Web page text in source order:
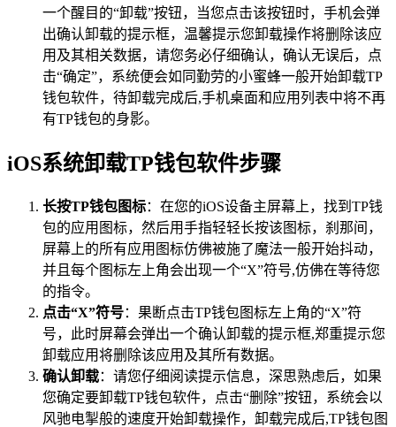
一个醒目的“卸载”按钮，当您点击该按钮时，手机会弹
出确认卸载的提示框，温馨提示您卸载操作将删除该应
用及其相关数据，请您务必仔细确认，确认无误后，点
击“确定”，系统便会如同勤劳的小蜜蜂一般开始卸载TP
钱包软件，待卸载完成后,手机桌面和应用列表中将不再
有TP钱包的身影。
iOS系统卸载TP钱包软件步骤
长按TP钱包图标：在您的iOS设备主屏幕上，找到TP钱
包的应用图标，然后用手指轻轻长按该图标，刹那间，
屏幕上的所有应用图标仿佛被施了魔法一般开始抖动，
并且每个图标左上角会出现一个“X”符号,仿佛在等待您
的指令。
点击“X”符号：果断点击TP钱包图标左上角的“X”符
号，此时屏幕会弹出一个确认卸载的提示框,郑重提示您
卸载应用将删除该应用及其所有数据。
确认卸载：请您仔细阅读提示信息，深思熟虑后，如果
您确定要卸载TP钱包软件，点击“删除”按钮，系统会以
风驰电掣般的速度开始卸载操作，卸载完成后,TP钱包图